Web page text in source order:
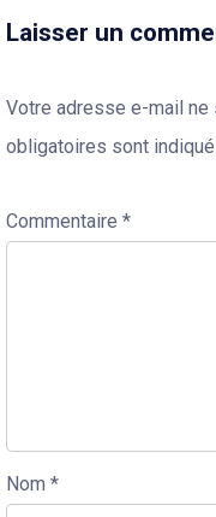
Laisser un
Votre adresse e-mail ne
obligatoires sont
Commentaire *
Nom *